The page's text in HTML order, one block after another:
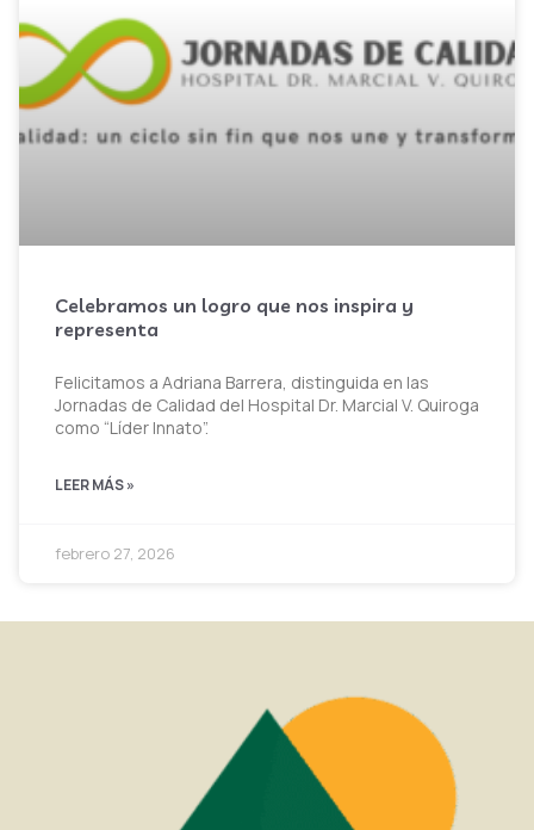
Celebramos un logro que nos inspira y
representa
Felicitamos a Adriana Barrera, distinguida en las
Jornadas de Calidad del Hospital Dr. Marcial V. Quiroga
como “Líder Innato”.
LEER MÁS »
febrero 27, 2026